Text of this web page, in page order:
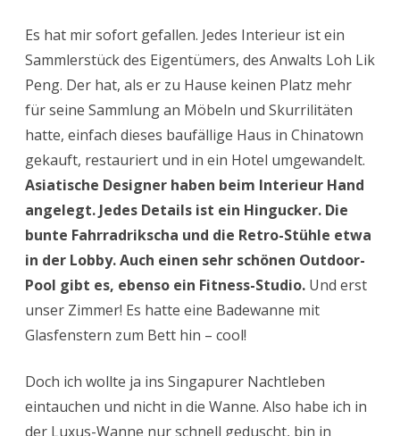
Es hat mir sofort gefallen. Jedes Interieur ist ein
Sammlerstück des Eigentümers, des Anwalts Loh Lik
Peng. Der hat, als er zu Hause keinen Platz mehr
für seine Sammlung an Möbeln und Skurrilitäten
hatte, einfach dieses baufällige Haus in Chinatown
gekauft, restauriert und in ein Hotel umgewandelt.
Asiatische Designer haben beim Interieur Hand
angelegt. Jedes Details ist ein Hingucker. Die
bunte Fahrradrikscha und die Retro-Stühle etwa
in der Lobby. Auch einen sehr schönen Outdoor-
Pool gibt es, ebenso ein Fitness-Studio. Und erst
unser Zimmer! Es hatte eine Badewanne mit
Glasfenstern zum Bett hin – cool!
Doch ich wollte ja ins Singapurer Nachtleben
eintauchen und nicht in die Wanne. Also habe ich in
der Luxus-Wanne nur schnell geduscht, bin in